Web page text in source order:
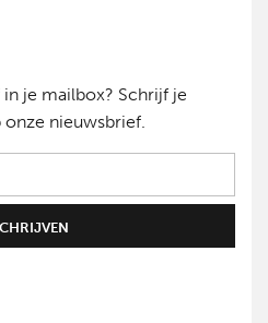
je mailbox? Schrijf je
onze nieuwsbrief.